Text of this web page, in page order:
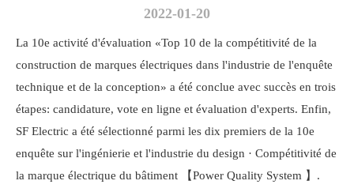
2022-01-20
La 10e activité d'évaluation «Top 10 de la compétitivité de la
construction de marques électriques dans l'industrie de l'enquête
technique et de la conception» a été conclue avec succès en trois
étapes: candidature, vote en ligne et évaluation d'experts. Enfin,
SF Electric a été sélectionné parmi les dix premiers de la 10e
enquête sur l'ingénierie et l'industrie du design · Compétitivité de
la marque électrique du bâtiment 【Power Quality System 】.